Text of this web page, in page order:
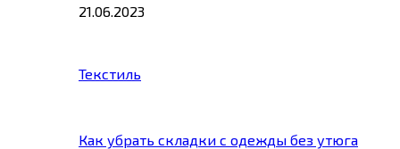
21.06.2023
Текстиль
Как убрать складки с одежды без утюга